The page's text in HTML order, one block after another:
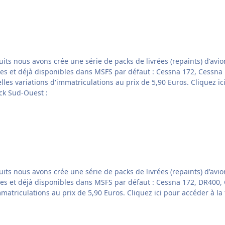
crée une série de packs de livrées (repaints) d'avions en parallèle
disponibles dans MSFS par défaut : Cessna 172, Cessna 152,
prix de 5,90 Euros. Cliquez ici pour accéder à la fiche produit directement dans notre
pack Sud-Ouest :
crée une série de packs de livrées (repaints) d'avions en parallèle
dans MSFS par défaut : Cessna 172, DR400, Cap 10 et DA40NG.
accéder à la fiche produit directement dans notre boutique web...